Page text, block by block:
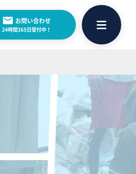
お問い合わせ
24時間365日受付中！